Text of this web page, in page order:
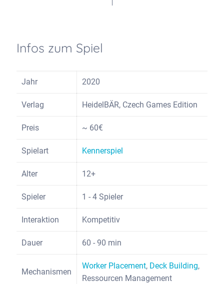
Infos zum Spiel
Jahr 2020
Verlag HeidelBÄR, Czech Games Edition
Preis ~ 60€
Spielart Kennerspiel
Alter 12+
Spieler 1 - 4 Spieler
Interaktion Kompetitiv
Dauer 60 - 90 min
Mechanismen
Worker Placement, Deck Building,
Ressourcen Management